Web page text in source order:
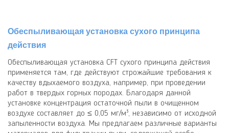
Обеспыливающая установка сухого принципа
действия
Обеспыливающая установка CFT
сухого принципа действия
применяется там, где действуют строжайшие требования к
качеству вдыхаемого воздуха, например, при проведении
работ в твердых горных породах. Благодаря данной
установке концентрация остаточной пыли в очищенном
воздухе составляет до ≤ 0,05 мг/м³, независимо от исходной
запыленности воздуха. Мы предлагаем различные варианты